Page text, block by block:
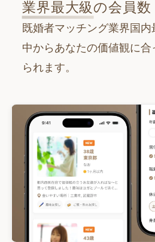
万人
累計マッチング数
800
業界最大級の会員数
既婚者マッチング業界国
中からあなたの価値観に
られます。